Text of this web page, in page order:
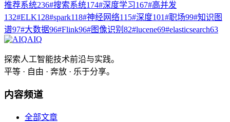
推荐系统236#搜索系统174#深度学习167#高并发
132#ELK128#spark118#神经网络115#深度101#职场99#知识图
谱97#大数据96#Flink96#图像识别 82#lucene69#elasticsearch63
AIQ
探索人工智能技术前沿与实践。
平等 · 自由 · 奔放 · 乐于分享。
内容频道
全部文章